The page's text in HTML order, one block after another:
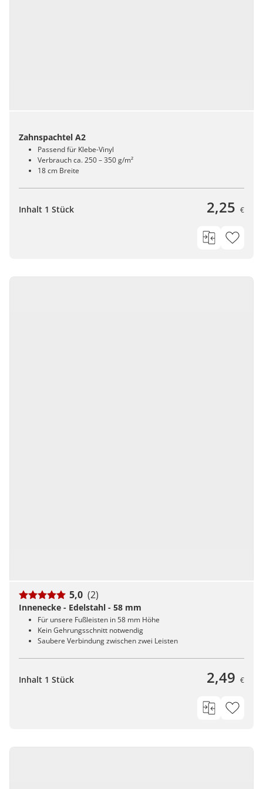
Zahnspachtel A2
Passend für Klebe-Vinyl
Verbrauch ca. 250 – 350 g/m²
18 cm Breite
Inhalt 1 Stück 2,25 €
5,0 (2)
Innenecke - Edelstahl - 58 mm
Für unsere Fußleisten in 58 mm Höhe
Kein Gehrungsschnitt notwendig
Saubere Verbindung zwischen zwei Leisten
Inhalt 1 Stück 2,49 €